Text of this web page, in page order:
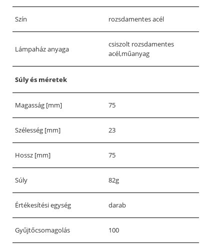
Szín rozsdamentes acél
Lámpaház anyaga
csiszolt rozsdamentes
acél,műanyag
Súly és méretek
Magasság [mm] 75
Szélesség [mm] 23
Hossz [mm] 75
Súly 82g
Értékesítési egység darab
Gyűjtőcsomagolás 100